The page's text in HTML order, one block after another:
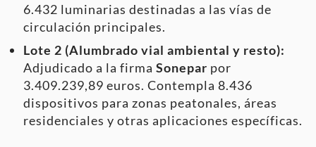
6.432 luminarias destinadas a las vías de
circulación principales.
Lote 2 (Alumbrado vial ambiental y resto):
Adjudicado a la firma Sonepar por
3.409.239,89 euros. Contempla 8.436
dispositivos para zonas peatonales, áreas
residenciales y otras aplicaciones específicas.